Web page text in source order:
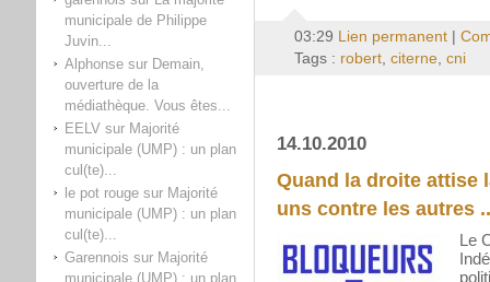
municipale de Philippe
Juvin...
Alphonsesur Demain,
ouverture de la
médiathèque. Vous êtes...
EELVsur Majorité
municipale (UMP) : un plan
cul(te)...
le pot rougesur Majorité
municipale (UMP) : un plan
cul(te)...
Garennois sur Majorité
municipale (UMP) : un plan
03:29 Lien permanent|
Tags : robert, citerne, cni
14.10.2010
Quand la droite attise
uns contre les autres
Le